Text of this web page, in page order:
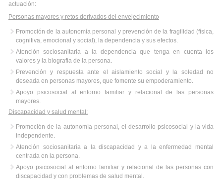
actuación:
Personas mayores y retos derivados del envejecimiento
Promoción de la autonomía personal y prevención de la fragilidad (física,
cognitiva, emocional y social), la dependencia y sus efectos.
Atención sociosanitaria a la dependencia que tenga en cuenta los
valores y la biografía de la persona.
Prevención y respuesta ante el aislamiento social y la soledad no
deseada en personas mayores, que fomente su empoderamiento.
Apoyo psicosocial al entorno familiar y relacional de las personas
mayores.
Discapacidad y salud mental:
Promoción de la autonomía personal, el desarrollo psicosocial y la vida
independente.
Atención sociosanitaria a la discapacidad y a la enfermedad mental
centrada en la persona.
Apoyo psicosocial al entorno familiar y relacional de las personas con
discapacidad y con problemas de salud mental.